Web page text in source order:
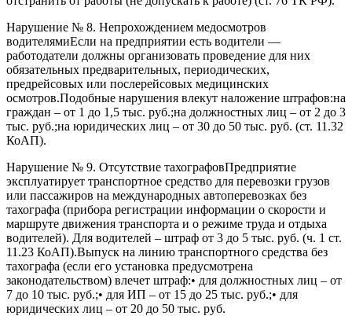
Нарушение № 8. Непрохождением медосмотров
водителямиЕсли на предприятии есть водители —
работодатели должны организовать проведение для них
обязательных предварительных, периодических,
предрейсовых или послерейсовых медицинских
осмотров.Подобные нарушения влекут наложение штрафов:на
граждан – от 1 до 1,5 тыс. руб.;на должностных лиц – от 2 до 3
тыс. руб.;на юридических лиц – от 30 до 50 тыс. руб. (ст. 11.32
КоАП).
Нарушение № 9. Отсутствие тахографовПредприятие
эксплуатирует транспортное средство для перевозки грузов
или пассажиров на международных автоперевозках без
тахографа (прибора регистрации информации о скорости и
маршруте движения транспорта и о режиме труда и отдыха
водителей). Для водителей – штраф от 3 до 5 тыс. руб. (ч. 1 ст.
11.23 КоАП).Выпуск на линию транспортного средства без
тахографа (если его установка предусмотрена
законодательством) влечет штраф:• для должностных лиц – от
7 до 10 тыс. руб.;• для ИП – от 15 до 25 тыс. руб.;• для
юридических лиц – от 20 до 50 тыс. руб.